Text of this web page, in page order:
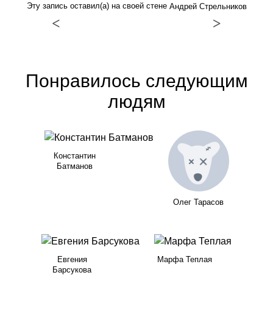
Эту запись оставил(а) на своей стене Андрей Стрельников
< >
Понравилось следующим
людям
Константин
Батманов
Олег Тарасов
Евгения
Барсукова
Марфа Теплая